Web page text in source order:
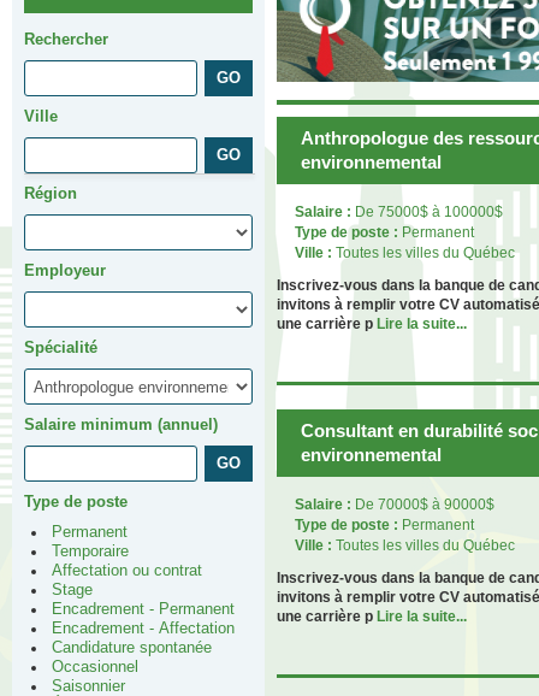
Rechercher
Ville
Région
Employeur
Spécialité
Salaire minimum (annuel)
Type de poste
Permanent
Temporaire
Affectation ou contrat
Stage
Encadrement - Permanent
Encadrement - Affectation
Candidature spontanée
Occasionnel
Saisonnier
Anthropologue des
environnemental
Salaire : De 75000$ à 100000$
Type de poste : Permanent
Ville : Toutes les villes du Québec
Inscrivez-vous dans la banque de
invitons à remplir votre CV
une carrière p Lire la suite...
Consultant en durabilité
environnemental
Salaire : De 70000$ à 90000$
Type de poste : Permanent
Ville : Toutes les villes du Québec
Inscrivez-vous dans la banque de
invitons à remplir votre CV
une carrière p Lire la suite...